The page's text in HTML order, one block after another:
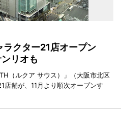
ラクター21店オープン
リオも
（ルクア サウス）」（大阪市北区
店舗が、11月より順次オープンす